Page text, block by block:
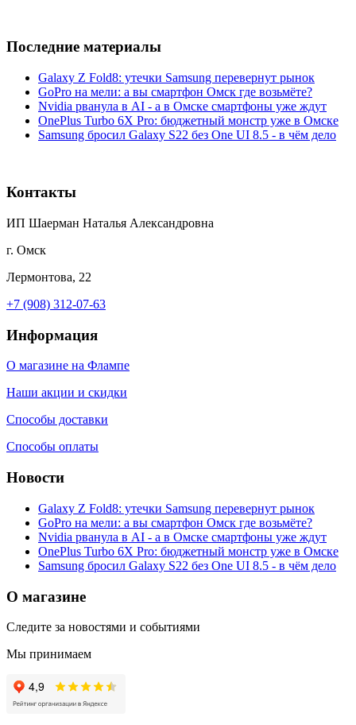
Последние материалы
Galaxy Z Fold8: утечки Samsung перевернут рынок
GoPro на мели: а вы смартфон Омск где возьмёте?
Nvidia рванула в AI - а в Омске смартфоны уже ждут
OnePlus Turbo 6X Pro: бюджетный монстр уже в Омске
Samsung бросил Galaxy S22 без One UI 8.5 - в чём дело
Контакты
ИП Шаерман Наталья Александровна
г. Омск
Лермонтова, 22
+7 (908) 312-07-63
Информация
О магазине на Флампе
Наши акции и скидки
Способы доставки
Способы оплаты
Новости
Galaxy Z Fold8: утечки Samsung перевернут рынок
GoPro на мели: а вы смартфон Омск где возьмёте?
Nvidia рванула в AI - а в Омске смартфоны уже ждут
OnePlus Turbo 6X Pro: бюджетный монстр уже в Омске
Samsung бросил Galaxy S22 без One UI 8.5 - в чём дело
О магазине
Следите за новостями и событиями
Мы принимаем